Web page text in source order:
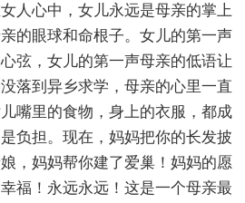
人心中，女儿永远是母亲的掌上
的眼球和命根子。女儿的第一声
弦，女儿的第一声母亲的低语让
落到异乡求学，母亲的心里一直
嘴里的食物，身上的衣服，都成
负担。现在，妈妈把你的长发披
，妈妈帮你建了爱巢！妈妈的愿
福！永远永远！这是一个母亲最